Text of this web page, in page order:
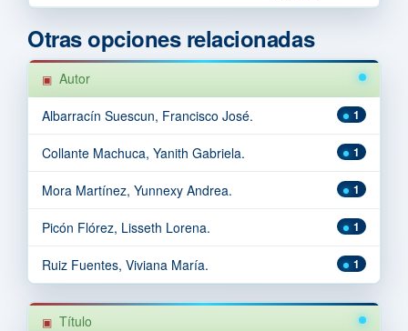
Otras opciones relacionadas
Autor
1
Albarracín Suescun, Francisco José.
1
Collante Machuca, Yanith Gabriela.
1
Mora Martínez, Yunnexy Andrea.
1
Picón Flórez, Lisseth Lorena.
1
Ruiz Fuentes, Viviana María.
Título